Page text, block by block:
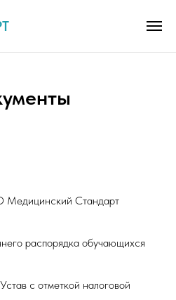
Стандарт
распорядка обучающихся
с отметкой налоговой